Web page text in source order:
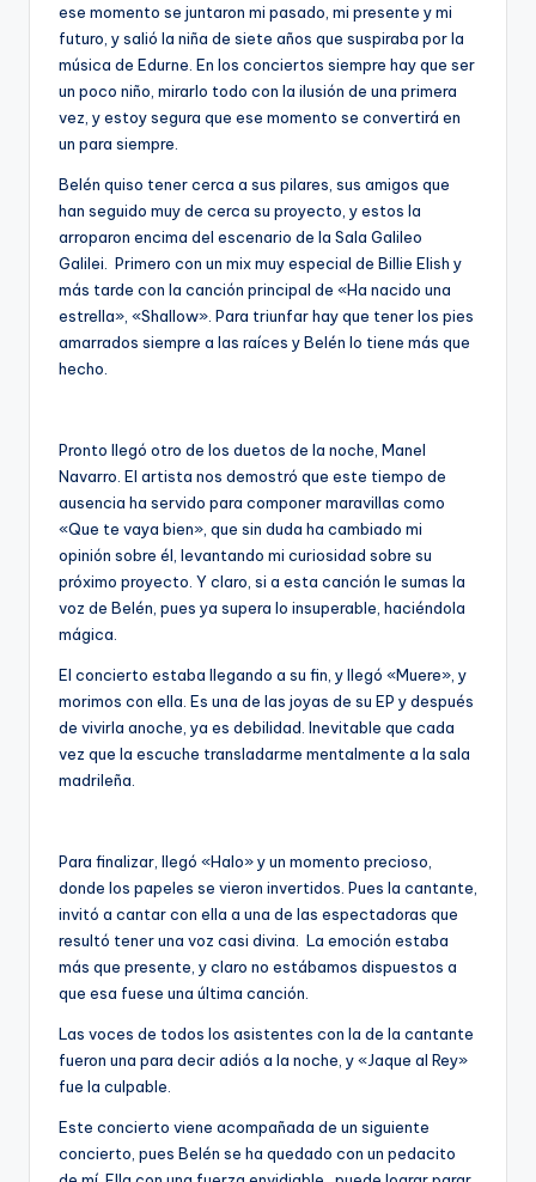
ese momento se juntaron mi pasado, mi presente y mi
futuro, y salió la niña de siete años que suspiraba por la
música de Edurne. En los conciertos siempre hay que ser
un poco niño, mirarlo todo con la ilusión de una primera
vez, y estoy segura que ese momento se convertirá en
un para siempre.
Belén quiso tener cerca a sus pilares, sus amigos que
han seguido muy de cerca su proyecto, y estos la
arroparon encima del escenario de la Sala Galileo
Galilei. Primero con un mix muy especial de Billie Elish y
más tarde con la canción principal de «Ha nacido una
estrella», «Shallow». Para triunfar hay que tener los pies
amarrados siempre a las raíces y Belén lo tiene más que
hecho.
Pronto llegó otro de los duetos de la noche, Manel
Navarro. El artista nos demostró que este tiempo de
ausencia ha servido para componer maravillas como
«Que te vaya bien», que sin duda ha cambiado mi
opinión sobre él, levantando mi curiosidad sobre su
próximo proyecto. Y claro, si a esta canción le sumas la
voz de Belén, pues ya supera lo insuperable, haciéndola
mágica.
El concierto estaba llegando a su fin, y llegó «Muere», y
morimos con ella. Es una de las joyas de su EP y después
de vivirla anoche, ya es debilidad. Inevitable que cada
vez que la escuche transladarme mentalmente a la sala
madrileña.
Para finalizar, llegó «Halo» y un momento precioso,
donde los papeles se vieron invertidos. Pues la cantante,
invitó a cantar con ella a una de las espectadoras que
resultó tener una voz casi divina. La emoción estaba
más que presente, y claro no estábamos dispuestos a
que esa fuese una última canción.
Las voces de todos los asistentes con la de la cantante
fueron una para decir adiós a la noche, y «Jaque al Rey»
fue la culpable.
Este concierto viene acompañada de un siguiente
concierto, pues Belén se ha quedado con un pedacito